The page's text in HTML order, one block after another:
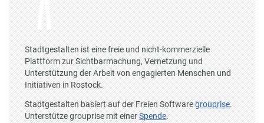
Stadtgestalten ist eine freie und nicht-kommerzielle
Plattform zur Sichtbarmachung, Vernetzung und
Unterstützung der Arbeit von engagierten Menschen und
Initiativen in Rostock.
Stadtgestalten basiert auf der Freien Softwaregrouprise.
Unterstütze grouprise mit einerSpende.